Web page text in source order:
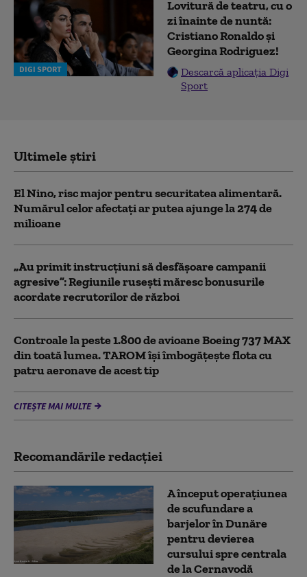
DIGI SPORT
Lovitură de teatru, cu o
zi înainte de nuntă:
Cristiano Ronaldo și
Georgina Rodriguez!
Descarcă aplicația Digi
Sport
Ultimele știri
El Nino, risc major pentru securitatea alimentară.
Numărul celor afectați ar putea ajunge la 274 de
milioane
„Au primit instrucțiuni să desfășoare campanii
agresive”: Regiunile rusești măresc bonusurile
acordate recrutorilor de război
Controale la peste 1.800 de avioane Boeing 737 MAX
din toată lumea. TAROM își îmbogățește flota cu
patru aeronave de acest tip
CITEȘTE MAI MULTE
Recomandările redacţiei
A început operațiunea
de scufundare a
barjelor în Dunăre
pentru devierea
cursului spre centrala
de la Cernavodă